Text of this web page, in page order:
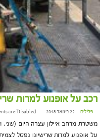
רכב על אופנוע למרות
פלילים 22 בינואר 2018 at 19:19 are Disabled
על אופנוע למרות שרישיונו נפסל